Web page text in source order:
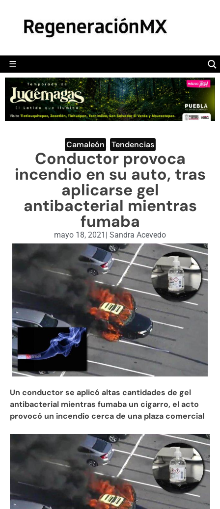
☰
POLÍTICA
CAMALEÓN
OPINIÓN
DEPORTES
ENGLISH SECTION
VIDEOS
Camaleón Tendencias
Conductor provoca
incendio en su auto, tras
aplicarse gel
antibacterial mientras
fumaba
mayo 18, 2021 | Sandra Acevedo
Un conductor se aplicó altas cantidades de gel
antibacterial mientras fumaba un cigarro, el acto
provocó un incendio cerca de una plaza comercial